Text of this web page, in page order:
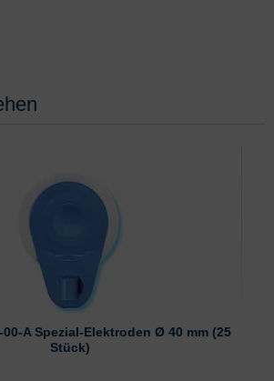
A Spezial-Elektroden Ø 40 mm (25
Stück)